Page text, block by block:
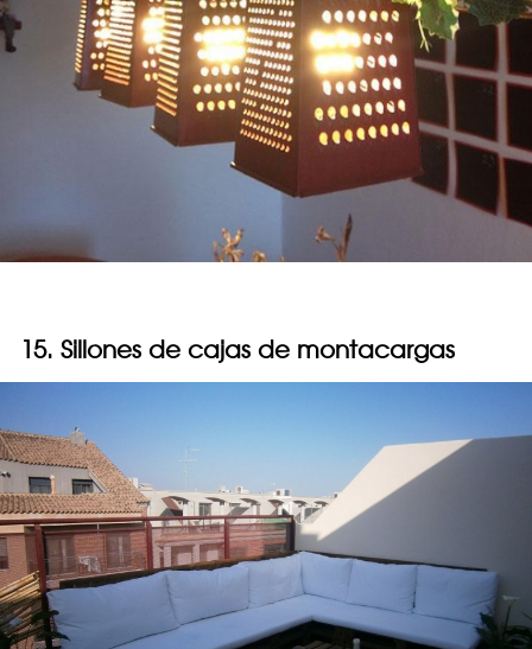
15. Sillones de cajas de montacargas